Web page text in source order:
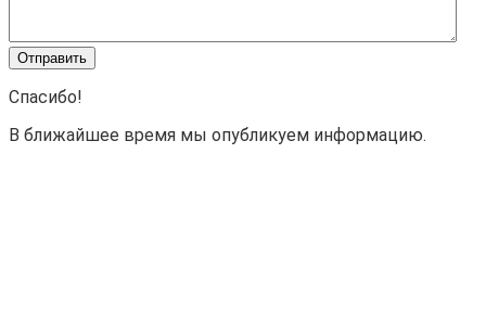
Спасибо!
В ближайшее время мы опубликуем информацию.